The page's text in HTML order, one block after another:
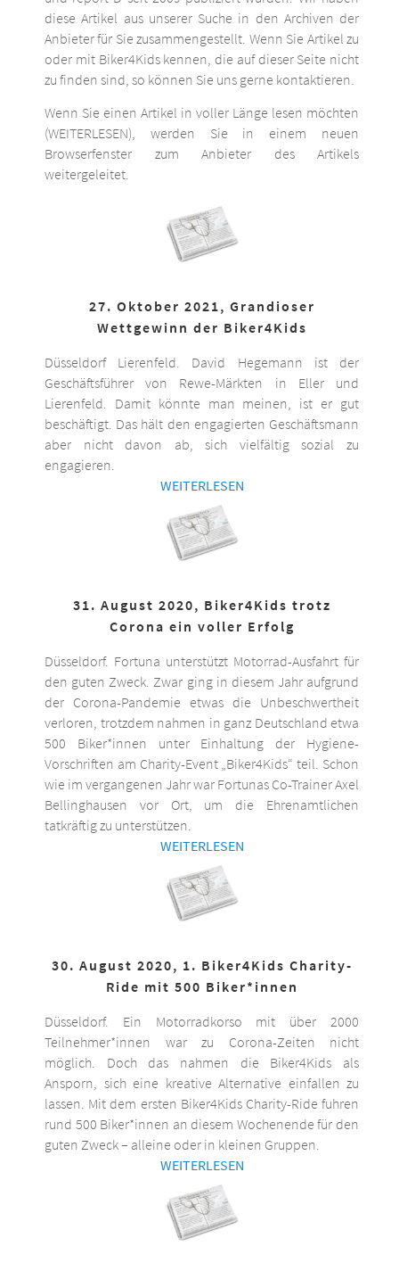
diese Artikel aus unserer Suche in den Archiven der
Anbieter für Sie zusammengestellt. Wenn Sie Artikel zu
oder mit Biker4Kids kennen, die auf dieser Seite nicht
zu finden sind, so können Sie uns gerne kontaktieren.
Wenn Sie einen Artikel in voller Länge lesen möchten
(WEITERLESEN), werden Sie in einem neuen
Browserfenster zum Anbieter des Artikels
weitergeleitet.
27. Oktober 2021, Grandioser
Wettgewinn der Biker4Kids
Düsseldorf Lierenfeld. David Hegemann ist der
Geschäftsführer von Rewe-Märkten in Eller und
Lierenfeld. Damit könnte man meinen, ist er gut
beschäftigt. Das hält den engagierten Geschäftsmann
aber nicht davon ab, sich vielfältig sozial zu
engagieren.
WEITERLESEN
31. August 2020, Biker4Kids trotz
Corona ein voller Erfolg
Düsseldorf. Fortuna unterstützt Motorrad-Ausfahrt für
den guten Zweck. Zwar ging in diesem Jahr aufgrund
der Corona-Pandemie etwas die Unbeschwertheit
verloren, trotzdem nahmen in ganz Deutschland etwa
500 Biker*innen unter Einhaltung der Hygiene-
Vorschriften am Charity-Event „Biker4Kids“ teil. Schon
wie im vergangenen Jahr war Fortunas Co-Trainer Axel
Bellinghausen vor Ort, um die Ehrenamtlichen
tatkräftig zu unterstützen.
WEITERLESEN
30. August 2020, 1. Biker4Kids Charity-
Ride mit 500 Biker*innen
Düsseldorf. Ein Motorradkorso mit über 2000
Teilnehmer*innen war zu Corona-Zeiten nicht
möglich. Doch das nahmen die Biker4Kids als
Ansporn, sich eine kreative Alternative einfallen zu
lassen. Mit dem ersten Biker4Kids Charity-Ride fuhren
rund 500 Biker*innen an diesem Wochenende für den
guten Zweck – alleine oder in kleinen Gruppen.
WEITERLESEN